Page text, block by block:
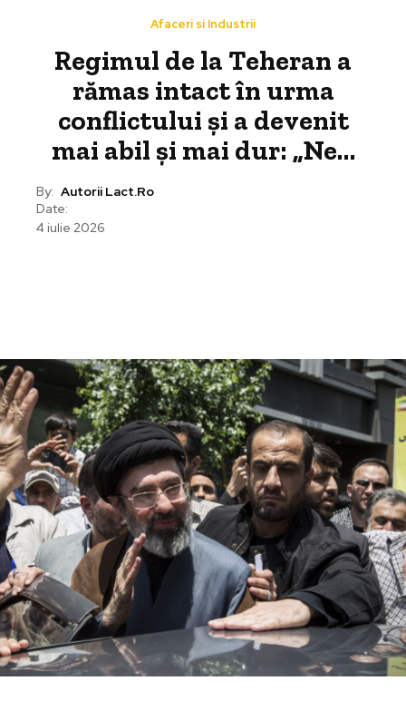
Afaceri si Industrii
Regimul de la Teheran a
rămas intact în urma
conflictului și a devenit
mai abil și mai dur: „Ne…
By: Autorii Lact.ro
Date:
4 iulie 2026